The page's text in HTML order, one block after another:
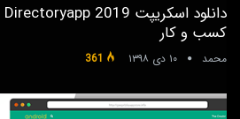
کسب و کار
محمد ۱۰ دی ۱۳۹۸ 361